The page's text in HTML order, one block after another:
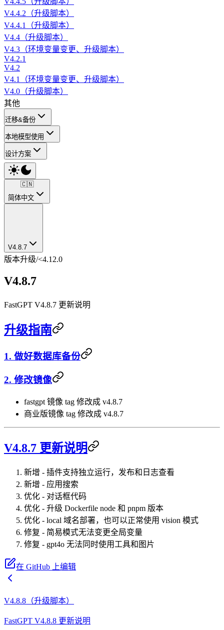
V4.4.2（升级脚本）
V4.4.1（升级脚本）
V4.4（升级脚本）
V4.3（环境变量变更、升级脚本）
V4.2.1
V4.2
V4.1（环境变量变更、升级脚本）
V4.0（升级脚本）
其他
迁移&备份
本地模型使用
设计方案
🇨🇳
简体中文
V4.8.7
版本升级/<4.12.0
V4.8.7
FastGPT V4.8.7 更新说明
升级指南
1. 做好数据库备份
2. 修改镜像
fastgpt 镜像 tag 修改成 v4.8.7
商业版镜像 tag 修改成 v4.8.7
V4.8.7 更新说明
新增 - 插件支持独立运行，发布和日志查看
新增 - 应用搜索
优化 - 对话框代码
优化 - 升级 Dockerfile node 和 pnpm 版本
优化 - local 域名部署，也可以正常使用 vision 模式
修复 - 简易模式无法变更全局变量
修复 - gpt4o 无法同时使用工具和图片
在 GitHub 上编辑
V4.8.8（升级脚本）
FastGPT V4.8.8 更新说明